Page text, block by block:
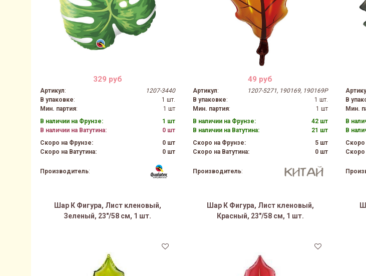
329 руб
Артикул:
1207-3440
В упаковке:
1 шт.
Мин. партия:
1 шт
В наличии на Фрунзе:
1 шт
В наличии на Ватутина:
0 шт
Скоро на Фрунзе:
0 шт
Скоро на Ватутина:
0 шт
Производитель:
49 руб
Артикул:
1207-5271, 190169, 190169P
В упаковке:
1 шт.
Мин. партия:
1 шт
В наличии на Фрунзе:
42 шт
В наличии на Ватутина:
21 шт
Скоро на Фрунзе:
5 шт
Скоро на Ватутина:
0 шт
Производитель:
В
Мин.
В
В
Скоро
Скоро
Шар К Фигура, Лист кленовый,
Зеленый, 23"/58 см, 1 шт.
Шар К Фигура, Лист кленовый,
Красный, 23"/58 см, 1 шт.